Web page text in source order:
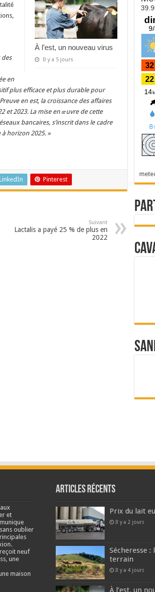
À l’est, un nouveau virus
Il y a 5 jours
des
en
plus efficace et plus durable pour
en est, la croissance des affaires
et 2023. La mise en œuvre de cette
bancaires, s’inscrit dans le cadre
horizon 2025. »
Pinterest
Suivant
Lactalis a payé 25 % de plus en
2022
et
oublier
neuf
une
maison
Articles récents
Prix du lait
Il y a 2 jours
Sécheresse
terrain
Il y a 4 jours
À l’est, un